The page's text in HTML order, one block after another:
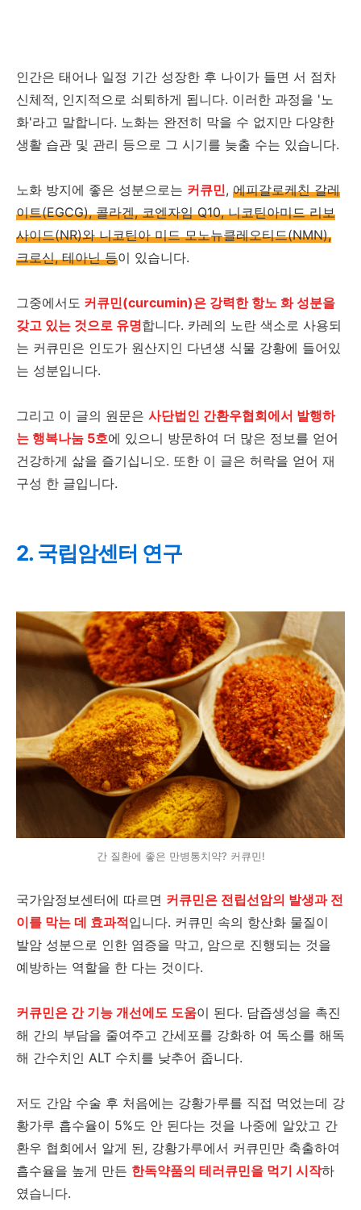
인간은 태어나 일정 기간 성장한 후 나이가 들면 서 점차
신체적, 인지적으로 쇠퇴하게 됩니다. 이러한 과정을 '노
화'라고 말합니다. 노화는 완전히 막을 수 없지만 다양한
생활 습관 및 관리 등으로 그 시기를 늦출 수는 있습니다.
노화 방지에 좋은 성분으로는 커큐민, 에피갈로케친 갈레
이트(EGCG), 콜라겐, 코엔자임 Q10, 니코틴아미드 리보
사이드(NR)와 니코틴아 미드 모노뉴클레오티드(NMN),
크로신, 테아닌 등이 있습니다.
그중에서도 커큐민(curcumin)은 강력한 항노 화 성분을
갖고 있는 것으로 유명합니다. 카레의 노란 색소로 사용되
는 커큐민은 인도가 원산지인 다년생 식물 강황에 들어있
는 성분입니다.
그리고 이 글의 원문은 사단법인 간환우협회에서 발행하
는 행복나눔 5호에 있으니 방문하여 더 많은 정보를 얻어
건강하게 삶을 즐기십니오. 또한 이 글은 허락을 얻어 재
구성 한 글입니다.
2. 국립암센터 연구
간 질환에 좋은 만병통치약? 커큐민!
국가암정보센터에 따르면 커큐민은 전립선암의 발생과 전
이를 막는 데 효과적입니다. 커큐민 속의 항산화 물질이
발암 성분으로 인한 염증을 막고, 암으로 진행되는 것을
예방하는 역할을 한 다는 것이다.
커큐민은 간 기능 개선에도 도움이 된다. 담즙생성을 촉진
해 간의 부담을 줄여주고 간세포를 강화하 여 독소를 해독
해 간수치인 ALT 수치를 낮추어 줍니다.
저도 간암 수술 후 처음에는 강황가루를 직접 먹었는데 강
황가루 흡수율이 5%도 안 된다는 것을 나중에 알았고 간
환우 협회에서 알게 된, 강황가루에서 커큐민만 축출하여
흡수율을 높게 만든 한독약품의 테러큐민을 먹기 시작하
였습니다.